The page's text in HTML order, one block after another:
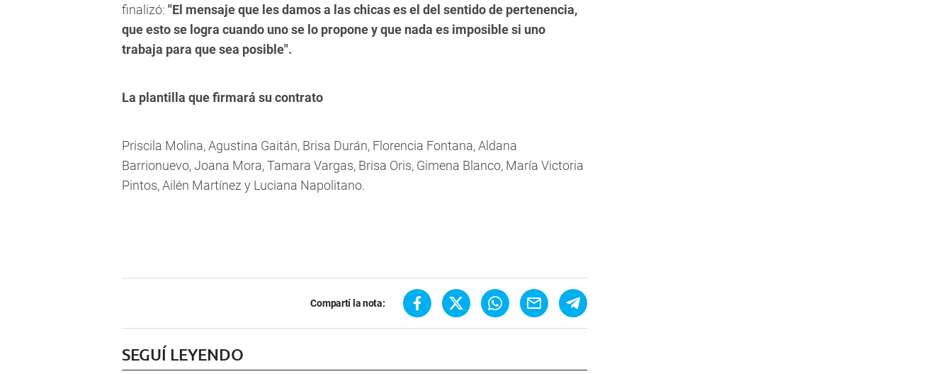
finalizó: "El mensaje que les damos a las chicas es el del sentido de pertenencia,
que esto se logra cuando uno se lo propone y que nada es imposible si uno
trabaja para que sea posible".
La plantilla que firmará su contrato
Priscila Molina, Agustina Gaitán, Brisa Durán, Florencia Fontana, Aldana
Barrionuevo, Joana Mora, Tamara Vargas, Brisa Oris, Gimena Blanco, María Victoria
Pintos, Ailén Martínez y Luciana Napolitano.
Compartí la nota:
SEGUÍ LEYENDO